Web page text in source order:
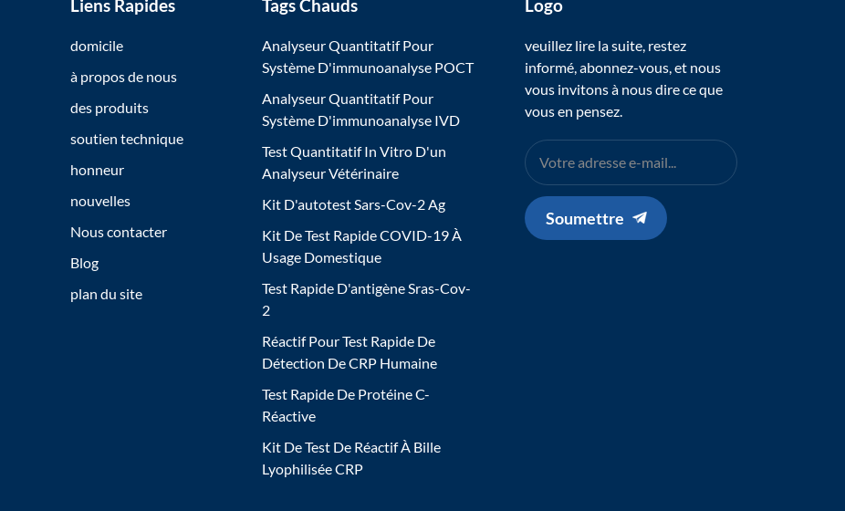
Liens Rapides
domicile
à propos de nous
des produits
soutien technique
honneur
nouvelles
Nous contacter
Blog
plan du site
Tags Chauds
Analyseur Quantitatif Pour
Système D'immunoanalyse POCT
Analyseur Quantitatif Pour
Système D'immunoanalyse IVD
Test Quantitatif In Vitro D'un
Analyseur Vétérinaire
Kit D'autotest Sars-Cov-2 Ag
Kit De Test Rapide COVID-19 À
Usage Domestique
Test Rapide D'antigène Sras-Cov-
2
Réactif Pour Test Rapide De
Détection De CRP Humaine
Test Rapide De Protéine C-
Réactive
Kit De Test De Réactif À Bille
Lyophilisée CRP
Logo
veuillez lire la suite, restez
informé, abonnez-vous, et nous
vous invitons à nous dire ce que
vous en pensez.
Soumettre